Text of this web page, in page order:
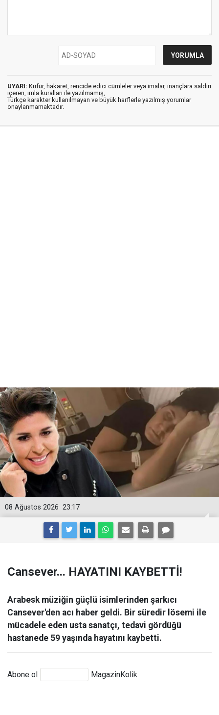
UYARI: Küfür, hakaret, rencide edici cümleler veya imalar, inançlara saldırı
içeren, imla kuralları ile yazılmamış,
Türkçe karakter kullanılmayan ve büyük harflerle yazılmış yorumlar
onaylanmamaktadır.
23:17
08 Ağustos 2026
Cansever... HAYATINI KAYBETTİ!
Arabesk müziğin güçlü isimlerinden şarkıcı
Cansever'den acı haber geldi. Bir süredir lösemi ile
mücadele eden usta sanatçı, tedavi gördüğü
hastanede 59 yaşında hayatını kaybetti.
Abone ol MagazinKolik